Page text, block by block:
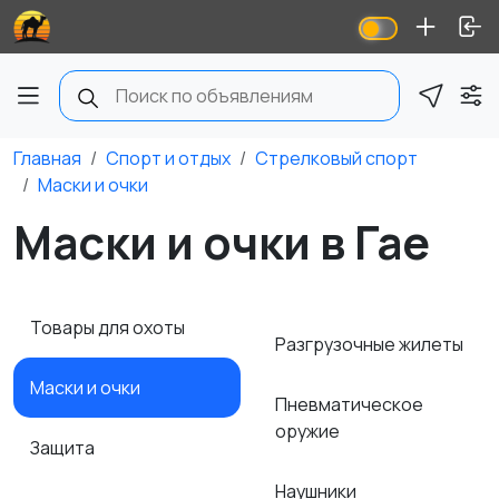
Главная Спорт и отдых
Стрелковый спорт
Маски и очки
Маски и очки в Гае
Товары для охоты
Маски и очки
Защита
Разгрузочные жилеты
Пневматическое
оружие
Наушники